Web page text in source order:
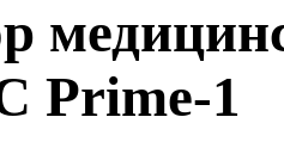
Prime-1